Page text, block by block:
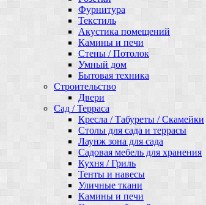
Фурнитура
Текстиль
Акустика помещений
Камины и печи
Стены / Потолок
Умный дом
Бытовая техника
Строительство
Двери
Сад / Терраса
Кресла / Табуреты / Скамейки
Столы для сада и террасы
Лаунж зона для сада
Садовая мебель для хранения
Кухня / Гриль
Тенты и навесы
Уличные ткани
Камины и печи